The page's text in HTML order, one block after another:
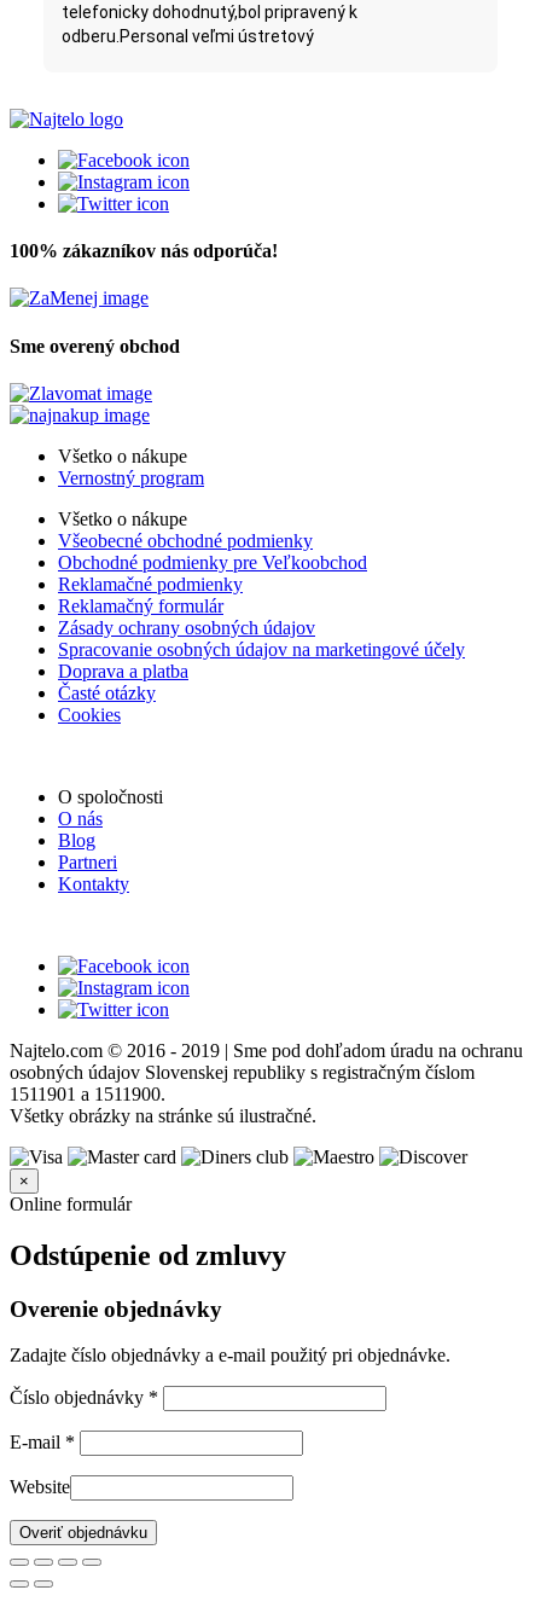
telefonicky dohodnutý,bol pripravený k
odberu.Personal veľmi ústretový
100% zákazníkov nás odporúča!
Sme overený obchod
Všetko o nákupe
Vernostný program
Všetko o nákupe
Všeobecné obchodné podmienky
Obchodné podmienky pre Veľkoobchod
Reklamačné podmienky
Reklamačný formulár
Zásady ochrany osobných údajov
Spracovanie osobných údajov na marketingové účely
Doprava a platba
Časté otázky
Cookies
O spoločnosti
O nás
Blog
Partneri
Kontakty
Najtelo.com © 2016 - 2019 | Sme pod dohľadom úradu na ochranu
osobných údajov Slovenskej republiky s registračným číslom
1511901 a 1511900.
Všetky obrázky na stránke sú ilustračné.
×
Online formulár
Odstúpenie od zmluvy
Overenie objednávky
Zadajte číslo objednávky a e-mail použitý pri objednávke.
Číslo objednávky *
E-mail *
Website
Overiť objednávku